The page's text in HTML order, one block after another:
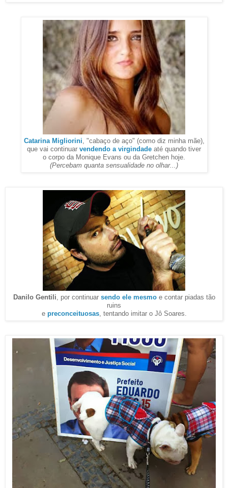
Catarina Migliorini, "cabaço de aço" (como diz minha mãe),
que vai continuar vendendo a virgindade até quando tiver
o corpo da Monique Evans ou da Gretchen hoje.
(Percebam quanta sensualidade no olhar...)
Danilo Gentili, por continuar sendo ele mesmoe contar piadas tão
ruins
e preconceituosas, tentando imitar o Jô Soares.